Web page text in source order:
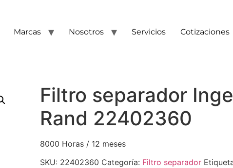
Marcas Nosotros Servicios Cotizaciones
Filtro separador
Rand 22402360
8000 Horas / 12 meses
SKU: 22402360 Categoría: Filtro separador